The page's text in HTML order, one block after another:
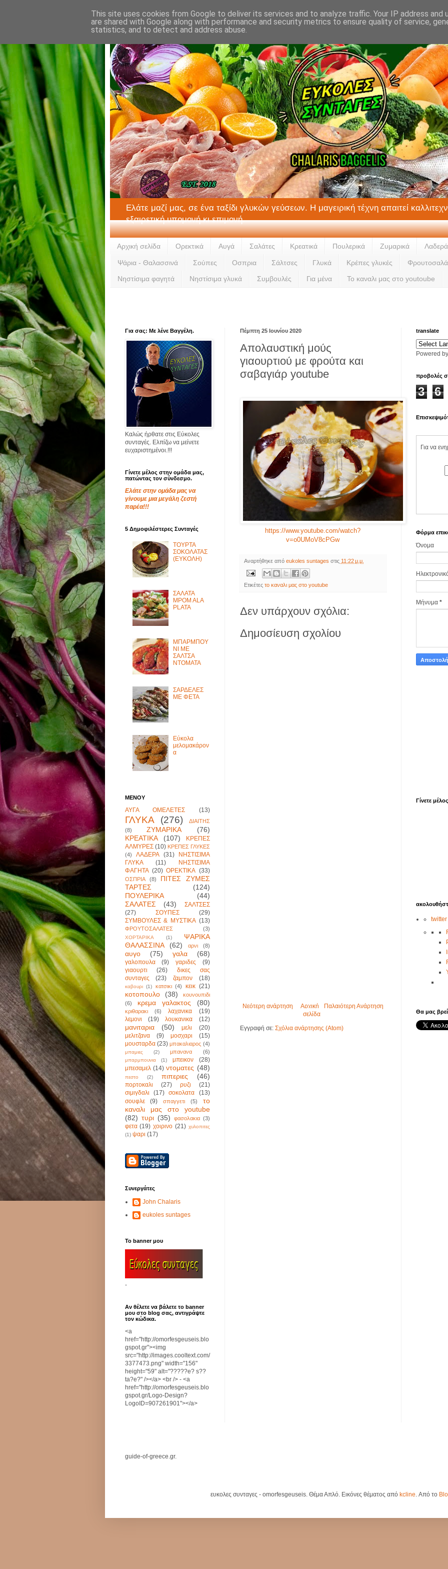
Ελάτε μαζί μας, σε ένα ταξίδι γλυκών γεύσεων. Η μαγειρική τέχνη απαιτεί
εξαιρετική υπομονή κι επιμονή.
Αρχική σελίδα Ορεκτικά Αυγά Σαλάτες Κρεατικά Πουλερικά Ζυμαρικά Λαδερά
Ψάρια - Θαλασσινά Σούπες Οσπρια Σάλτσες Γλυκά Κρέπες γλυκές
Νηστίσιμα φαγητά Νηστίσιμα γλυκά Συμβουλές Για μένα Το καναλι μας στο youtoube
Πέμπτη 25 Ιουνίου 2020
Απολαυστική μούς
γιαουρτιού με φρούτα και
σαβαγιάρ youtube
https://www.youtube.com/watch?
v=o0UMoV8cPGw
Αναρτήθηκε από eukoles suntages στις 11:22 μ.μ.
Ετικέτες το καναλι μας στο youtube
Δεν υπάρχουν σχόλια:
Δημοσίευση σχολίου
Νεότερη ανάρτηση Παλαιότερη Ανάρτηση
Αρχική
σελίδα
Εγγραφή σε: Σχόλια ανάρτησης (Atom)
Για σας: Με λένε Βαγγέλη.
Καλώς ήρθατε στις Εύκολες
συνταγές. Ελπίζω να μείνετε
ευχαριστημένοι.!!!
Γίνετε μέλος στην ομάδα μας,
πατώντας τον σύνδεσμο.
Ελάτε στην ομάδα μας να
γίνουμε μια μεγάλη ζεστή
παρέα!!!
5 Δημοφιλέστερες Συνταγές
ΤΟΥΡΤΑ
ΣΟΚΟΛΑΤΑΣ
(ΕΥΚΟΛΗ)
ΣΑΛΑΤΑ
MPOM ALA
PLATA
ΜΠΑΡΜΠΟΥ
ΝΙ ΜΕ
ΣΑΛΤΣΑ
ΝΤΟΜΑΤΑ
ΣΑΡΔΕΛΕΣ
ΜΕ ΦΕΤΑ
Εύκολα
μελομακάρον
α
ΜΕΝΟΥ
ΑΥΓΑ ΟΜΕΛΕΤΕΣ (13)
ΓΛΥΚΑ (276)
ΔΙΑΙΤΗΣ
(8)
ΖΥΜΑΡΙΚΑ
(76)
ΚΡΕΑΤΙΚΑ
(107)
ΚΡΕΠΕΣ
ΑΛΜΥΡΕΣ (10) ΚΡΕΠΕΣ ΓΛΥΚΕΣ
(4)
ΛΑΔΕΡΑ (31)
ΝΗΣΤΙΣΙΜΑ
ΓΛΥΚΑ
(11)
ΝΗΣΤΙΣΙΜΑ
ΦΑΓΗΤΑ (20) ΟΡΕΚΤΙΚΑ (33)
ΟΣΠΡΙΑ (8)
ΠΙΤΕΣ ΖΥΜΕΣ
ΤΑΡΤΕΣ
(124)
ΠΟΥΛΕΡΙΚΑ
(44)
ΣΑΛΑΤΕΣ
(43)
ΣΑΛΤΣΕΣ
(27)
ΣΟΥΠΕΣ
(29)
ΣΥΜΒΟΥΛΕΣ & ΜΥΣΤΙΚΑ (13)
ΦΡΟΥΤΟΣΑΛΑΤΕΣ (3)
ΧΟΡΤΑΡΙΚΑ (1)
ΨΑΡΙΚΑ
ΘΑΛΑΣΣΙΝΑ
(62) αρνι (8)
αυγο (75) γαλα (68)
γαλοπουλα (9) γαριδες
(9)
γιαουρτι
(26)
δικες σας
συνταγες
(23) ζαμπον (18)
καβουρι (1) κατσικι (4) κεικ (21)
κοτοπουλο (38)
κουνουπιδι
(6)
κρεμα γαλακτος (80)
κριθαρακι (6) λαχανικα
(19)
λεμονι
(19) λουκανικα (12)
μανιταρια (50) μελι
(20)
μελιτζανα
(9) μοσχαρι
(15)
μουσταρδα (23) μπακαλιαρος (4)
μπαμιες (2) μπανανα (6)
μπαρμπουνια (1) μπεικον
(28)
μπεσαμελ (14) ντοματες (48)
πεστο (2) πιπεριες (46)
πορτοκαλι (27) ρυζι
(21)
σιμιγδαλι
(17) σοκολατα
(13)
σουφλε
(9) σπαγγετι (5)
το
καναλι μας στο youtube
(82) τυρι (35) φασολακια (3)
φετα (19) χοιρινο (21) χυλοπιτες
(1) ψαρι (17)
Συνεργάτες
John Chalaris
eukoles suntages
Το banner μου
-
Αν θέλετε να βάλετε το banner
μου στο blog σας, αντιγράψτε
τον κώδικα.
<a
href="http://omorfesgeuseis.blo
gspot.gr"><img
src="http://images.cooltext.com/
3377473.png" width="156"
height="59" alt="?????e? s??
ta?e?" /></a> <br /> - <a
href="http://omorfesgeuseis.blo
gspot.gr/Logo-Design?
LogoID=907261901"></a>
translate
Powered
προβολές
3 6
Για να
Φόρμα
Όνομα
Μήνυμα *
Γίνετε μέλος
twitter
Θα μας
guide-of-greece.gr.
ευκολες συνταγες - omorfesgeuseis. Θέμα Απλό. Εικόνες θέματος από kcline . Από το
This site uses cookies from Google to deliver its services and to analyze traffic. Your IP address and
are shared with Google along with performance and security metrics to ensure quality of service,
statistics, and to detect and address abuse.